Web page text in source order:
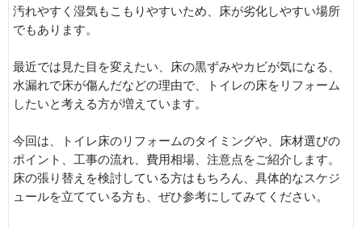
汚れやすく湿気もこもりやすいため、床が劣化しやすい場所
でもあります。
最近では見た目を変えたい、床の黒ずみやカビが気になる、
水漏れで床が傷んだなどの理由で、トイレの床をリフォーム
したいと考える方が増えています。
今回は、トイレ床のリフォームのタイミングや、床材選びの
ポイント、工事の流れ、費用相場、注意点をご紹介します。
床の張り替えを検討している方はもちろん、具体的なスケジ
ュールを立てている方も、ぜひ参考にしてみてください。